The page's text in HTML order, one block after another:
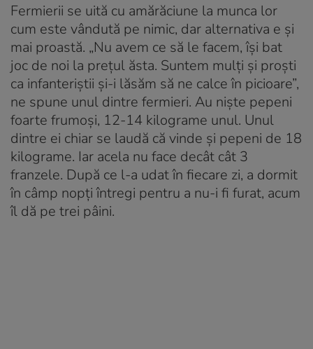
Fermierii se uită cu amărăciune la munca lor
cum este vândută pe nimic, dar alternativa e și
mai proastă. „Nu avem ce să le facem, își bat
joc de noi la prețul ăsta. Suntem mulți și proști
ca infanteriștii și-i lăsăm să ne calce în picioare”,
ne spune unul dintre fermieri. Au niște pepeni
foarte frumoși, 12-14 kilograme unul. Unul
dintre ei chiar se laudă că vinde și pepeni de 18
kilograme. Iar acela nu face decât cât 3
franzele. După ce l-a udat în fiecare zi, a dormit
în câmp nopți întregi pentru a nu-i fi furat, acum
îl dă pe trei pâini.